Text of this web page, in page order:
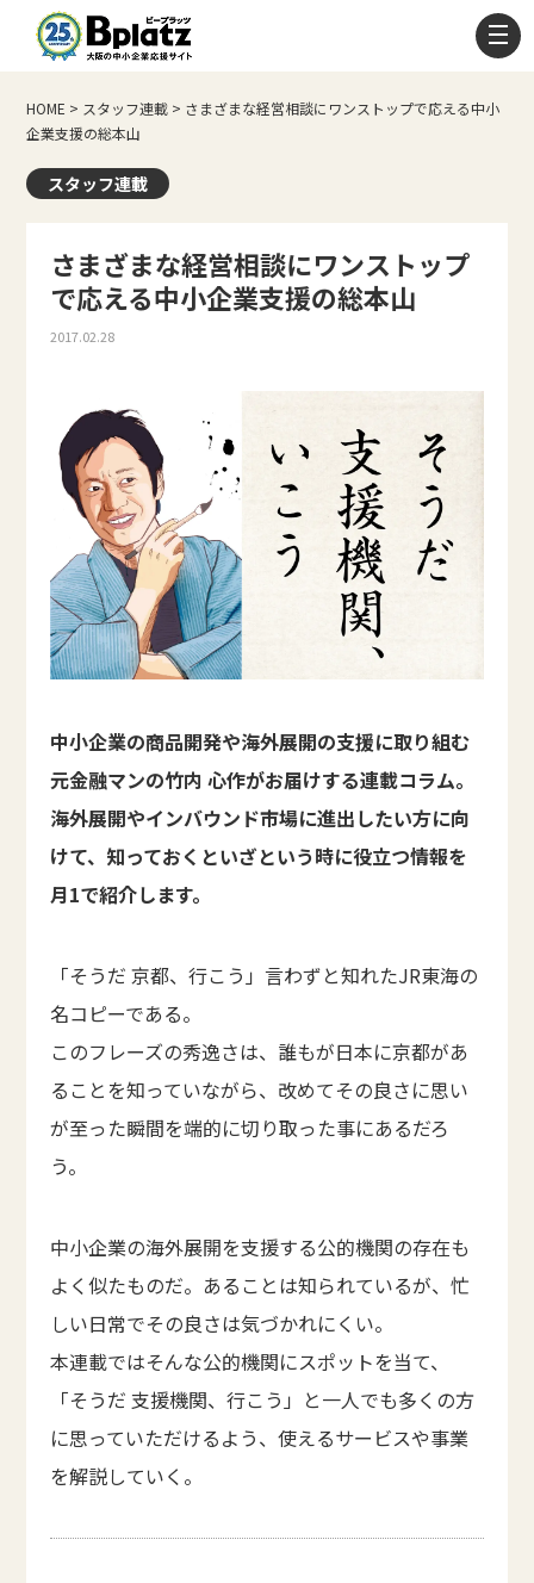
HOME > スタッフ連載 > さまざまな経営相談にワンストップで応える中小
企業支援の総本山
スタッフ連載
さまざまな経営相談にワンストップ
で応える中小企業支援の総本山
2017.02.28
中小企業の商品開発や海外展開の支援に取り組む
元金融マンの竹内 心作がお届けする連載コラム。
海外展開やインバウンド市場に進出したい方に向
けて、知っておくといざという時に役立つ情報を
月1で紹介します。
「そうだ 京都、行こう」言わずと知れたJR東海の
名コピーである。
このフレーズの秀逸さは、誰もが日本に京都があ
ることを知っていながら、改めてその良さに思い
が至った瞬間を端的に切り取った事にあるだろ
う。
中小企業の海外展開を支援する公的機関の存在も
よく似たものだ。あることは知られているが、忙
しい日常でその良さは気づかれにくい。
本連載ではそんな公的機関にスポットを当て、
「そうだ 支援機関、行こう」と一人でも多くの方
に思っていただけるよう、使えるサービスや事業
を解説していく。